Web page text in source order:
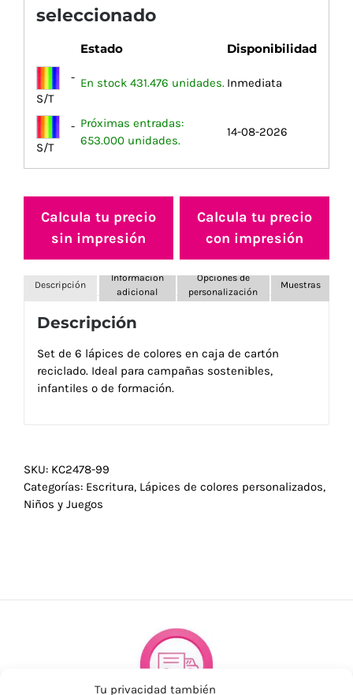
Tu privacidad también
seleccionado
Estado Disponibilidad
-
S/T
En stock 431.476 unidades. Inmediata
-
S/T
Próximas entradas:
653.000 unidades.
14-08-2026
Calcula tu precio
sin impresión
Calcula tu precio
con impresión
Descripción
Información
adicional
Opciones de
personalización
Muestras
Descripción
Set de 6 lápices de colores en caja de cartón
reciclado. Ideal para campañas sostenibles,
infantiles o de formación.
SKU: KC2478-99
Categorías: Escritura, Lápices de colores personalizados,
Niños y Juegos